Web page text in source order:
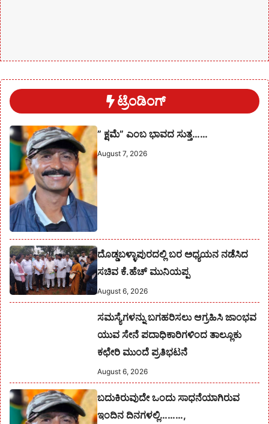
ಟ್ರೆಂಡಿಂಗ್
” ಕ್ಷಮೆ” ಎಂಬ ಭಾವದ ಸುತ್ತ……
August 7, 2026
ದೊಡ್ಡಬಳ್ಳಾಪುರದಲ್ಲಿ ಬರ ಅಧ್ಯಯನ ನಡೆಸಿದ
ಸಚಿವ ಕೆ.ಹೆಚ್ ಮುನಿಯಪ್ಪ
August 6, 2026
ಸಮಸ್ಯೆಗಳನ್ನು ಬಗಹರಿಸಲು ಆಗ್ರಹಿಸಿ ಜಾಂಭವ
ಯುವ ಸೇನೆ ಪದಾಧಿಕಾರಿಗಳಿಂದ ತಾಲ್ಲೂಕು
ಕಛೇರಿ ಮುಂದೆ ಪ್ರತಿಭಟನೆ
August 6, 2026
ಬದುಕಿರುವುದೇ ಒಂದು ಸಾಧನೆಯಾಗಿರುವ
ಇಂದಿನ ದಿನಗಳಲ್ಲಿ………,